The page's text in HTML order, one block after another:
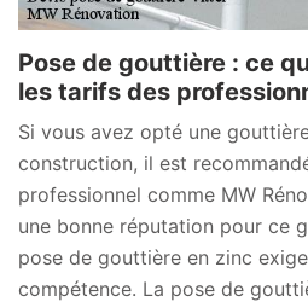
Pose de gouttière : ce
les tarifs des
Si vous avez opté une
construction, il est
professionnel comme MW
une bonne réputation pour ce
pose de gouttière en zinc
compétence. La pose de